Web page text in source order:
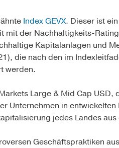
Index GEVX. Dieser ist
der Nachhal­tigkeits-
Kapitalanlagen und
die nach den im
werden.
Large & Mid Cap USD,
Unternehmen in
jedes Landes
Geschäftspraktiken